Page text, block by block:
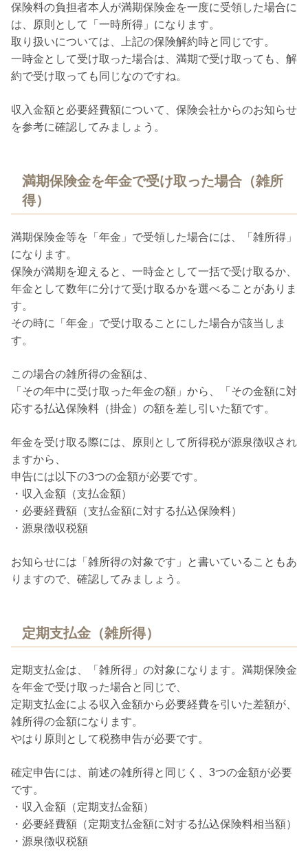
保険料の負担者本人が満期保険金を一度に受領した場合に
は、原則として「一時所得」になります。
取り扱いについては、上記の保険解約時と同じです。
一時金として受け取った場合は、満期で受け取っても、解
約で受け取っても同じなのですね。
収入金額と必要経費額について、保険会社からのお知らせ
を参考に確認してみましょう。
満期保険金を年金で受け取った場合（雑所
得）
満期保険金等を「年金」で受領した場合には、「雑所得」
になります。
保険が満期を迎えると、一時金として一括で受け取るか、
年金として数年に分けて受け取るかを選べることがありま
す。
その時に「年金」で受け取ることにした場合が該当しま
す。
この場合の雑所得の金額は、
「その年中に受け取った年金の額」から、「その金額に対
応する払込保険料（掛金）の額を差し引いた額です。
年金を受け取る際には、原則として所得税が源泉徴収され
ますから、
申告には以下の3つの金額が必要です。
・収入金額（支払金額）
・必要経費額（支払金額に対する払込保険料）
・源泉徴収税額
お知らせには「雑所得の対象です」と書いていることもあ
りますので、確認してみましょう。
定期支払金（雑所得）
定期支払金は、「雑所得」の対象になります。満期保険金
を年金で受け取った場合と同じで、
定期支払金による収入金額から必要経費を引いた差額が、
雑所得の金額になります。
やはり原則として税務申告が必要です。
確定申告には、前述の雑所得と同じく、3つの金額が必要
です。
・収入金額（定期支払金額）
・必要経費額（定期支払金額に対する払込保険料相当額）
・源泉徴収税額